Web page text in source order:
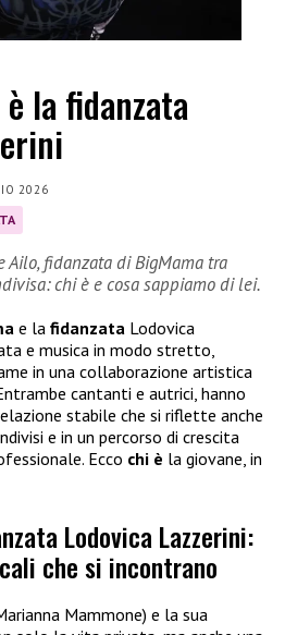
la fidanzata
2026
Ailo, fidanzata di BigMama tra
chi è e cosa sappiamo di lei.
e la fidanzata Lodovica
e musica in modo stretto,
in una collaborazione artistica
cantanti e autrici, hanno
stabile che si riflette anche
e in un percorso di crescita
Ecco chi è la giovane, in
Lodovica Lazzerini:
che si incontrano
Mammone) e la sua